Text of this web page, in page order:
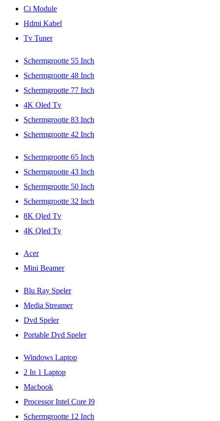
Ci Module
Hdmi Kabel
Tv Tuner
Schermgrootte 55 Inch
Schermgrootte 48 Inch
Schermgrootte 77 Inch
4K Oled Tv
Schermgrootte 83 Inch
Schermgrootte 42 Inch
Schermgrootte 65 Inch
Schermgrootte 43 Inch
Schermgrootte 50 Inch
Schermgrootte 32 Inch
8K Qled Tv
4K Qled Tv
Acer
Mini Beamer
Blu Ray Speler
Media Streamer
Dvd Speler
Portable Dvd Speler
Windows Laptop
2 In 1 Laptop
Macbook
Processor Intel Core I9
Schermgrootte 12 Inch